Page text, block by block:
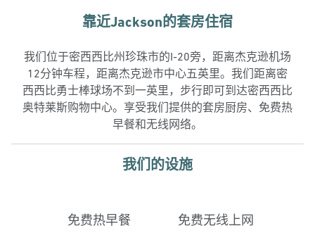
靠近Jackson的套房住宿
我们位于密西西比州珍珠市的I-20旁，距离杰克逊机场
12分钟车程，距离杰克逊市中心五英里。我们距离密
西西比勇士棒球场不到一英里，步行即可到达密西西比
奥特莱斯购物中心。享受我们提供的套房厨房、免费热
早餐和无线网络。
我们的设施
免费热早餐 免费无线上网